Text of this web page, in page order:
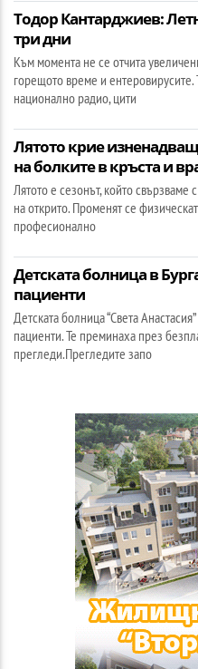
Тодор Кантарджиев:
три дни
Към момента не се отчита
горещото време и ентеровирусите.
национално радио, цити
Лятото крие
на болките в кръста и
Лятото е сезонът, който
на открито. Променят се
професионално
Детската болница в
пациенти
Детската болница “Света
пациенти. Те преминаха през
прегледи.Прегледите запо